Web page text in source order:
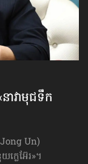
ាវាមុជទឹក​
Un)
លេអ៊ែរ»។